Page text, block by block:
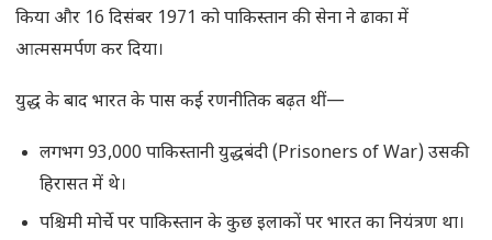
किया और 16 दिसंबर 1971 को पाकिस्तान की सेना ने ढाका में
आत्मसमर्पण कर दिया।
युद्ध के बाद भारत के पास कई रणनीतिक बढ़त थीं—
लगभग 93,000 पाकिस्तानी युद्धबंदी (Prisoners of War) उसकी
हिरासत में थे।
पश्चिमी मोर्चे पर पाकिस्तान के कुछ इलाकों पर भारत का नियंत्रण था।